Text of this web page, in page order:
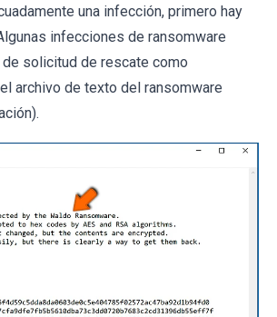
una infección, primero hay
infecciones de ransomware
solicitud de rescate como
archivo de texto del ransomware